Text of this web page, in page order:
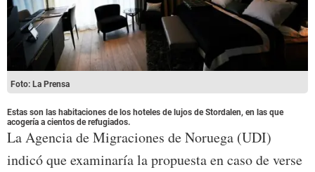
Foto: La Prensa
Estas son las habitaciones de los hoteles de lujos de Stordalen, en las que
acogería a cientos de refugiados.
La Agencia de Migraciones de Noruega (UDI)
indicó que examinaría la propuesta en caso de verse